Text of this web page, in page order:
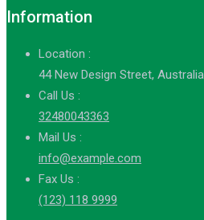
Information
Location :
44 New Design Street, Australia
Call Us :
32480043363
Mail Us :
info@example.com
Fax Us :
(123) 118 9999